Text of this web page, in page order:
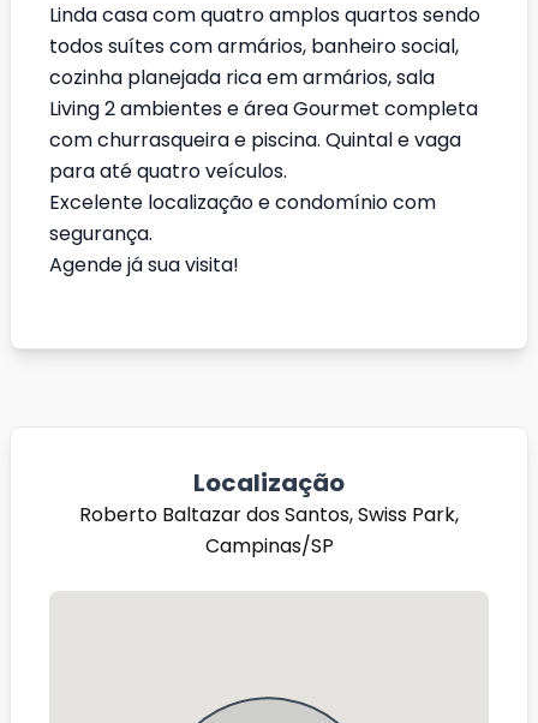
Linda casa com quatro amplos quartos sendo
todos suítes com armários, banheiro social,
cozinha planejada rica em armários, sala
Living 2 ambientes e área Gourmet completa
com churrasqueira e piscina. Quintal e vaga
para até quatro veículos.
Excelente localização e condomínio com
segurança.
Agende já sua visita!
Localização
Roberto Baltazar dos Santos, Swiss Park,
Campinas/SP